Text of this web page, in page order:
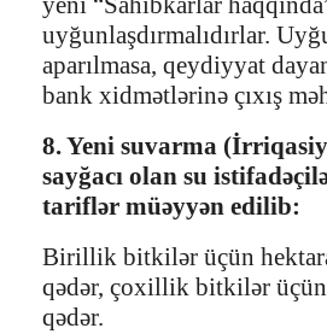
uyğunlaşdırmalıdırlar.
aparılmasa, qeydiyyat
bank xidmətlərinə çıxış
8. Yeni suvarma
sayğacı olan su
tariflər müəyyən edilib:
Birillik bitkilər üçün
qədər, çoxillik bitkilər
qədər.